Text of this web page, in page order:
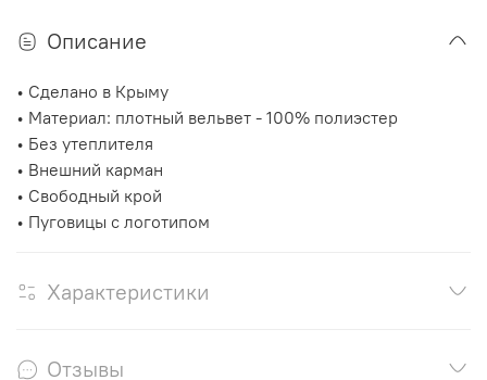
Описание
• Сделано в Крыму
• Материал: плотный вельвет - 100% полиэстер
• Без утеплителя
• Внешний карман
• Свободный крой
• Пуговицы с логотипом
Характеристики
Отзывы